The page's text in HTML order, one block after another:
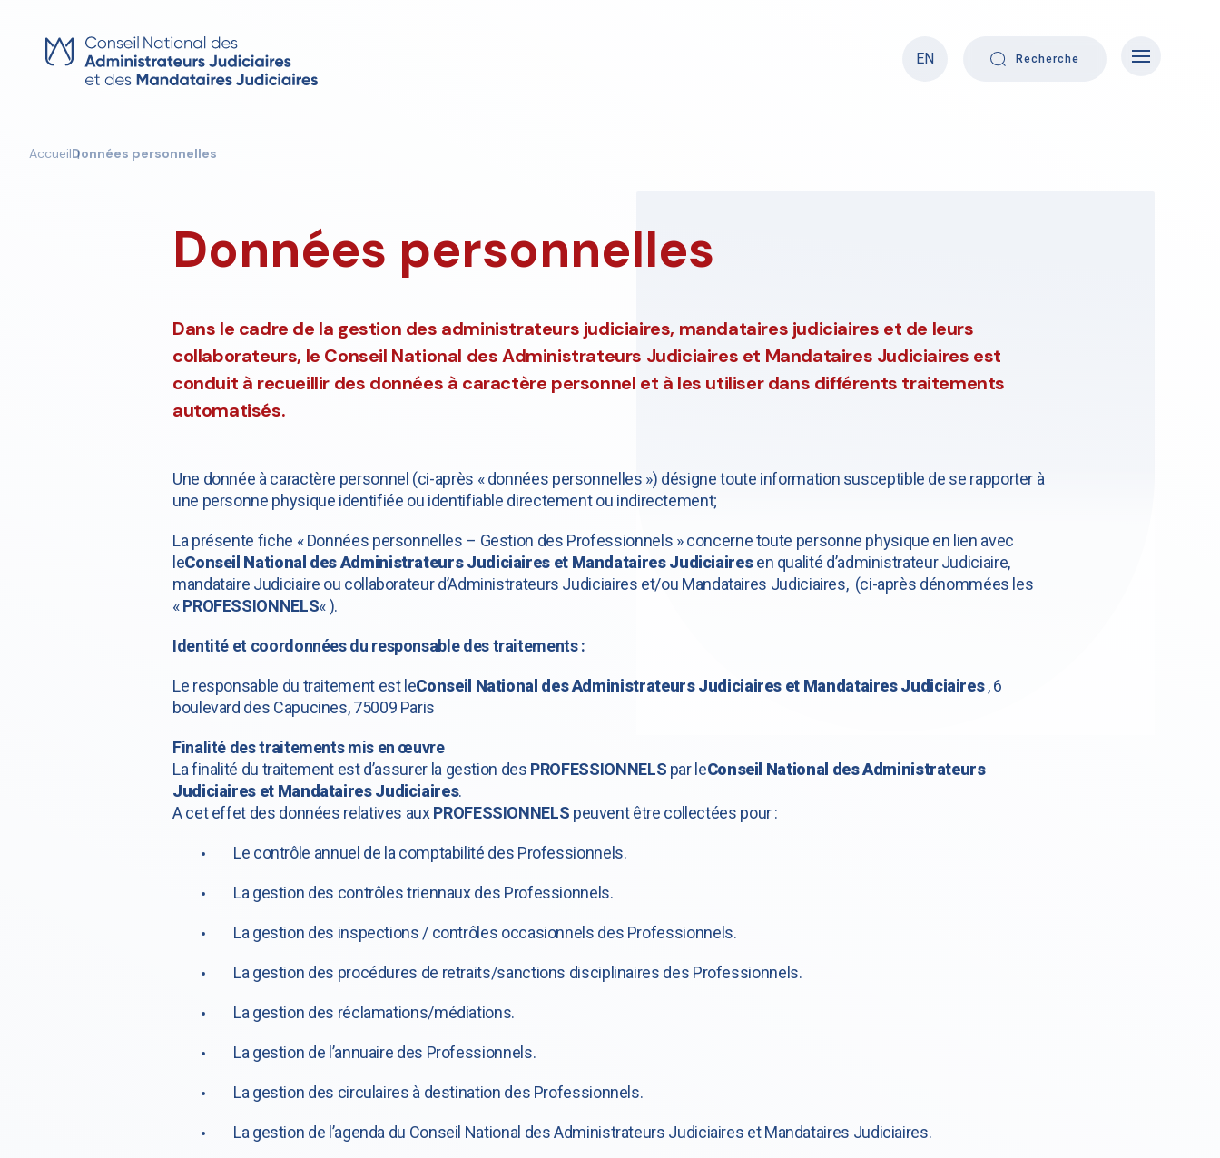
content
EN
Recherche
AccueilDonnées personnelles
Données personnelles
Dans le cadre de la gestion des administrateurs judiciaires, mandataires judiciaires et de leurs
collaborateurs, le Conseil National des Administrateurs Judiciaires et Mandataires Judiciaires est
conduit à recueillir des données à caractère personnel et à les utiliser dans différents traitements
automatisés.
Une donnée à caractère personnel (ci-après « données personnelles ») désigne toute information susceptible de se rapporter à
une personne physique identifiée ou identifiable directement ou indirectement;
La présente fiche « Données personnelles – Gestion des Professionnels » concerne toute personne physique en lien avec
leConseil National des Administrateurs Judiciaires et Mandataires Judiciairesen qualité d’administrateur Judiciaire,
mandataire Judiciaire ou collaborateur d’Administrateurs Judiciaires et/ou Mandataires Judiciaires, (ci-après dénommées les
«PROFESSIONNELS« ).
Identité et coordonnées du responsable des traitements :
Le responsable du traitement est leConseil National des Administrateurs Judiciaires et Mandataires Judiciaires, 6
boulevard des Capucines, 75009 Paris
Finalité des traitements mis en œuvre
La finalité du traitement est d’assurer la gestion des PROFESSIONNELS par leConseil National des Administrateurs
Judiciaires et Mandataires Judiciaires.
A cet effet des données relatives auxPROFESSIONNELS peuvent être collectées pour :
Le contrôle annuel de la comptabilité des Professionnels.
La gestion des contrôles triennaux des Professionnels.
La gestion des inspections / contrôles occasionnels des Professionnels.
La gestion des procédures de retraits/sanctions disciplinaires des Professionnels.
La gestion des réclamations/médiations.
La gestion de l’annuaire des Professionnels.
La gestion des circulaires à destination des Professionnels.
La gestion de l’agenda du Conseil National des Administrateurs Judiciaires et Mandataires Judiciaires.